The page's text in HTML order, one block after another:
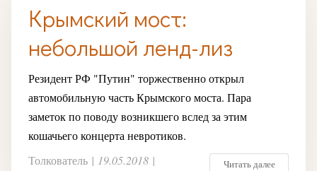
Крымский мост:
небольшой ленд-лиз
Резидент РФ "Путин" торжественно открыл
автомобильную часть Крымского моста. Пара
заметок по поводу возникшего вслед за этим
кошачьего концерта невротиков.
Читать далее
Толкователь | 19.05.2018 |